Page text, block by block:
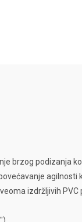
brzog podizanja
agilnosti
izdržljivih PVC